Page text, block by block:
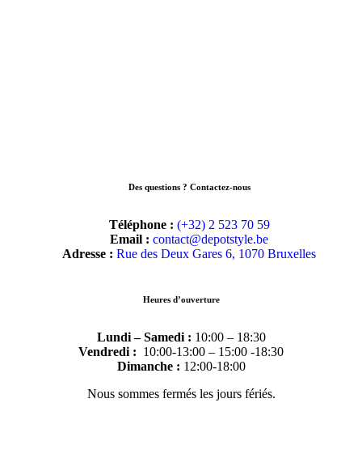
Des questions ? Contactez-nous
Téléphone : (+32) 2 523 70 59
Email : contact@depotstyle.be
Adresse : Rue des Deux Gares 6, 1070 Bruxelles
Heures d’ouverture
Lundi – Samedi : 10:00 – 18:30
Vendredi : 10:00-13:00 – 15:00 -18:30
Dimanche : 12:00-18:00
Nous sommes fermés les jours fériés.